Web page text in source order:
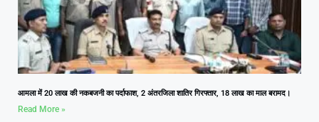
आमला में 20 लाख की नकबजनी का पर्दाफाश, 2 अंतरजिला शातिर गिरफ्तार, 18 लाख का माल बरामद।
Read More »